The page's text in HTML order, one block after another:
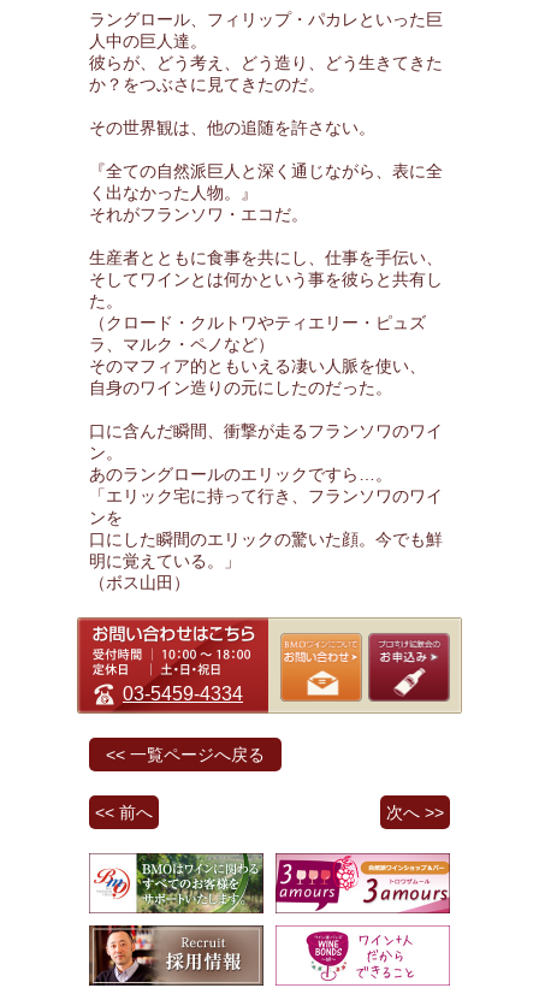
ラングロール、フィリップ・パカレといった巨
人中の巨人達。
彼らが、どう考え、どう造り、どう生きてきた
か？をつぶさに見てきたのだ。
その世界観は、他の追随を許さない。
『全ての自然派巨人と深く通じながら、表に全
く出なかった人物。』
それがフランソワ・エコだ。
生産者とともに食事を共にし、仕事を手伝い、
そしてワインとは何かという事を彼らと共有し
た。
（クロード・クルトワやティエリー・ピュズ
ラ、マルク・ペノなど）
そのマフィア的ともいえる凄い人脈を使い、
自身のワイン造りの元にしたのだった。
口に含んだ瞬間、衝撃が走るフランソワのワイ
ン。
あのラングロールのエリックですら…。
「エリック宅に持って行き、フランソワのワイ
ンを
口にした瞬間のエリックの驚いた顔。今でも鮮
明に覚えている。」
（ボス山田）
03-5459-4334
<< 一覧ページへ戻る
<< 前へ 次へ >>